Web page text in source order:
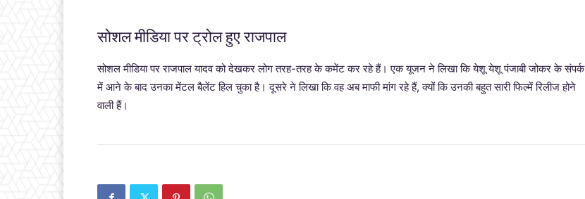
सोशल मीडिया पर ट्रोल हुए राजपाल
सोशल मीडिया पर राजपाल यादव को देखकर लोग तरह-तरह के कमेंट कर रहे हैं। एक यूजन ने लिखा कि येशू येशू पंजाबी जोकर के संपर्क
में आने के बाद उनका मेंटल बैलेंट हिल चुका है। दूसरे ने लिखा कि वह अब माफी मांग रहे हैं, क्यों कि उनकी बहुत सारी फिल्में रिलीज होने
वाली हैं।